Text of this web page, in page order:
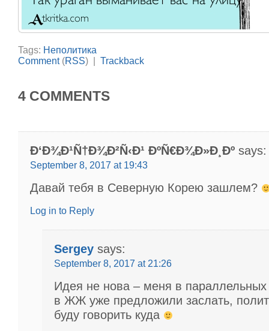
Tags: Неполитика
Comment(RSS) | Trackback
4 COMMENTS
Ð‘Ð¾Ð¹Ñ†Ð¾Ð²Ñ‹Ð¹ ÐºÑ€Ð¾Ð»Ð¸Ðº says:
September 8, 2017 at 19:43
Давай тебя в Северную Корею зашлем?
Log in to Reply
Sergey says:
September 8, 2017 at 21:26
Идея не нова – меня в
в ЖЖ уже предложили заслать,
буду говорить куда